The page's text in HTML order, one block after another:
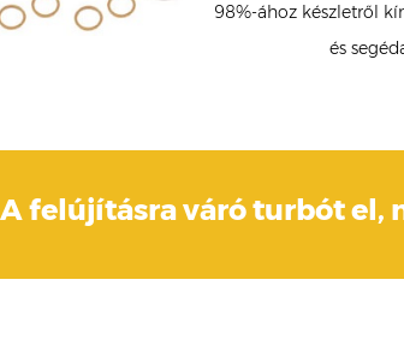
98%-ához készletről
és
A felújításra váró turbót el,